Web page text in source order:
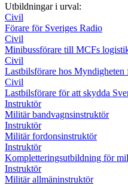
Utbildningar i urval:
Civil
Förare för Sveriges Radio
Civil
Minibussförare till MCFs
Civil
Lastbilsförare hos
Civil
Lastbilsförare för att skydda
Instruktör
Militär bandvagnsinstruktör
Instruktör
Militär fordonsinstruktör
Instruktör
Kompletteringsutbildning för
Instruktör
Militär allmäninstruktör